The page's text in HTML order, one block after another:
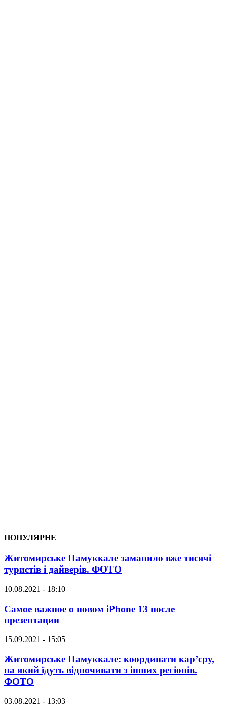
ПОПУЛЯРНЕ
Житомирське Памуккале заманило вже тисячі
туристів і дайверів. ФОТО
10.08.2021 - 18:10
Самое важное о новом iPhone 13 после
презентации
15.09.2021 - 15:05
Житомирське Памуккале: координати кар’єру,
на який їдуть відпочивати з інших регіонів.
ФОТО
03.08.2021 - 13:03